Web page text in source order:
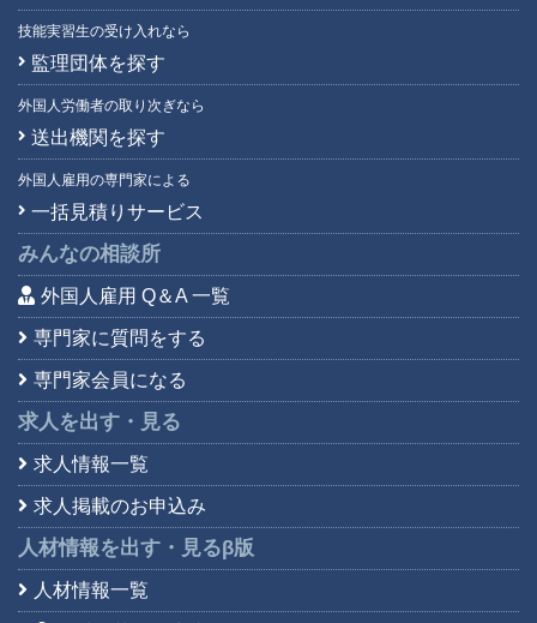
技能実習生の受け入れなら
監理団体を探す
外国人労働者の取り次ぎなら
送出機関を探す
外国人雇用の専門家による
一括見積りサービス
みんなの相談所
外国人雇用 Q＆A 一覧
専門家に質問をする
専門家会員になる
求人を出す・見る
求人情報一覧
求人掲載のお申込み
人材情報を出す・見るβ版
人材情報一覧